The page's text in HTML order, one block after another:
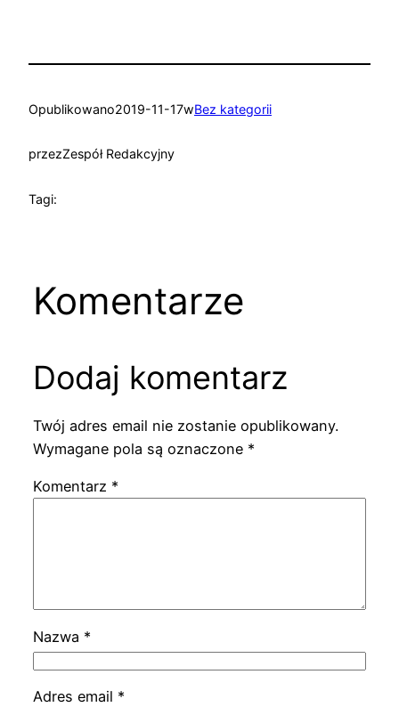
Opublikowano2019-11-17wBez kategorii
przezZespół Redakcyjny
Tagi:
Komentarze
Dodaj komentarz
Twój adres email nie zostanie opublikowany.
Wymagane pola są oznaczone *
Komentarz *
Nazwa *
Adres email *